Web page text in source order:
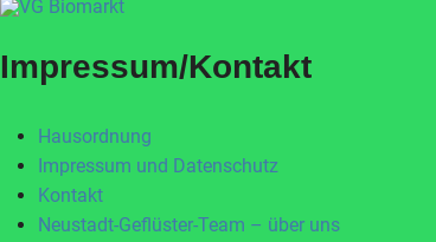
Impressum/Kontakt
Hausordnung
Impressum und Datenschutz
Kontakt
Neustadt-Geflüster-Team – über uns